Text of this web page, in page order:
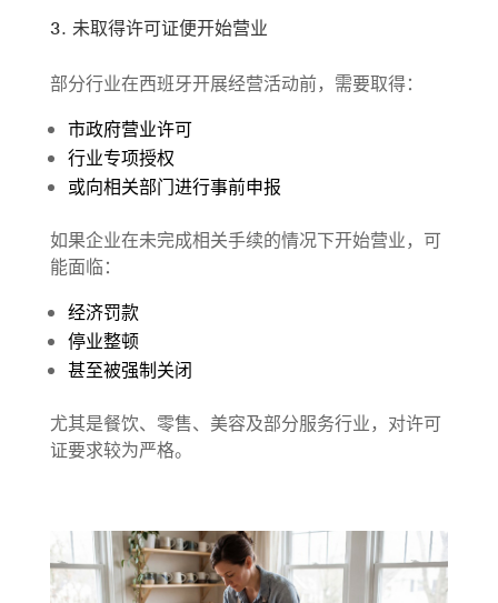
3. 未取得许可证便开始营业
部分行业在西班牙开展经营活动前，需要取得：
市政府营业许可
行业专项授权
或向相关部门进行事前申报
如果企业在未完成相关手续的情况下开始营业，可
能面临：
经济罚款
停业整顿
甚至被强制关闭
尤其是餐饮、零售、美容及部分服务行业，对许可
证要求较为严格。